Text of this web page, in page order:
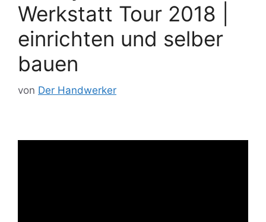
Werkstatt Tour 2018 |
einrichten und selber
bauen
von Der Handwerker